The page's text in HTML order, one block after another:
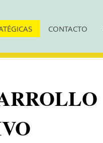
CONTACTO